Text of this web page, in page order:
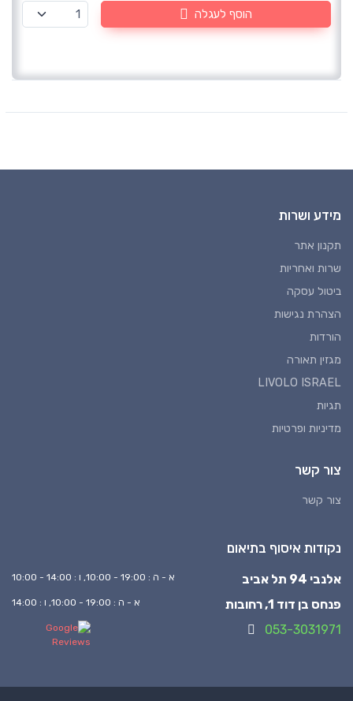
הוסף לעגלה
מידע ושרות
תקנון אתר
שרות ואחריות
ביטול עסקה
הצהרת נגישות
הורדות
מגזין תאורה
LIVOLO ISRAEL
תגיות
מדיניות ופרטיות
צור קשר
צור קשר
נקודות איסוף בתיאום
אלנבי 94 תל אביב א - ה : 19:00 - 10:00, ו : 14:00 - 10:00
פנחס בן דוד 1, רחובות א - ה : 19:00 - 10:00, ו : 14:00
053-3031971